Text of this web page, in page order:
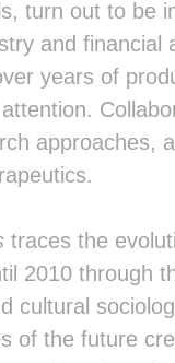
turn out to be
and financial
years of
approaches,
traces the
2010 through
cultural
of the future